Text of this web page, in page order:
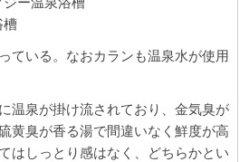
槽
ている。なおカランも温泉水が使用
温泉が掛け流されており、金気臭が
黄臭が香る湯で間違いなく鮮度が高
はしっとり感はなく、どちらかとい